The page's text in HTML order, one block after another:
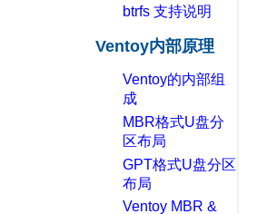
btrfs 支持说明
Ventoy内部原理
Ventoy的内部组
成
MBR格式U盘分
区布局
GPT格式U盘分区
布局
Ventoy MBR &